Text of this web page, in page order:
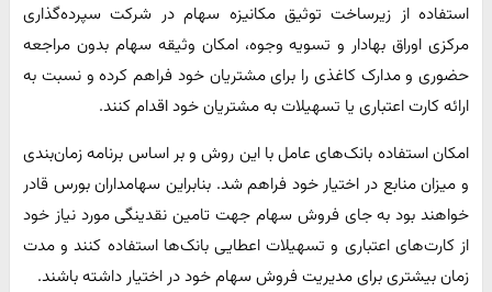
استفاده از زیرساخت توثیق مکانیزه سهام در شرکت سپرده‌گذاری
مرکزی اوراق بهادار و تسویه وجوه، امکان وثیقه سهام بدون مراجعه
حضوری و مدارک کاغذی را برای مشتریان خود فراهم کرده و نسبت به
ارائه کارت اعتباری یا تسهیلات به مشتریان خود اقدام کنند.
امکان استفاده بانک‌های عامل با این روش و بر اساس برنامه زمان‌بندی
و میزان منابع در اختیار خود فراهم شد. بنابراین سهامداران بورس قادر
خواهند بود به جای فروش سهام جهت تامین نقدینگی مورد نیاز خود
از کارت‌های اعتباری و تسهیلات اعطایی بانک‌ها استفاده کنند و مدت
زمان بیشتری برای مدیریت فروش سهام خود در اختیار داشته باشند.